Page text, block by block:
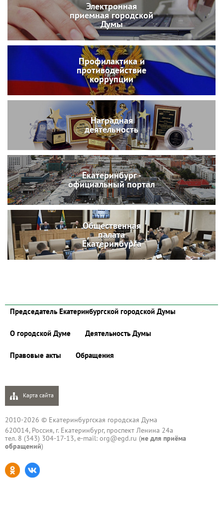
Электронная
приемная городской
Думы
Профилактика и
противодействие
коррупции
Наградная
деятельность
Екатеринбург -
официальный портал
Общественная
палата
Екатеринбурга
Председатель Екатеринбургской городской Думы
О городской Думе Деятельность Думы
Правовые акты Обращения
Карта сайта
2010-2026 © Екатеринбургская городская Дума
620014, Россия, г. Екатеринбург, проспект Ленина 24а
тел. 8 (343) 304-17-13, e-mail: org@egd.ru (не для приёма
обращений)